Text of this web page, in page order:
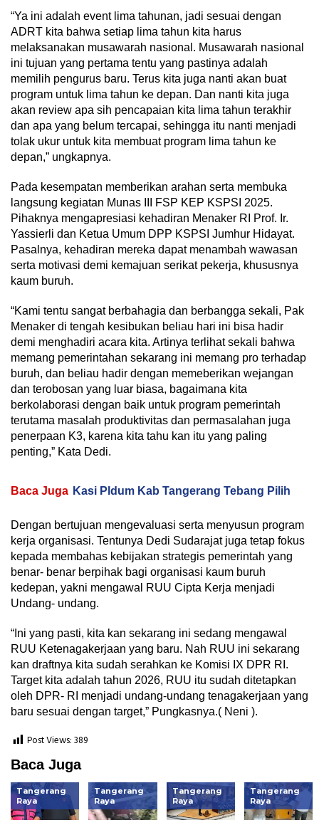
“Ya ini adalah event lima tahunan, jadi sesuai dengan
ADRT kita bahwa setiap lima tahun kita harus
melaksanakan musawarah nasional. Musawarah nasional
ini tujuan yang pertama tentu yang pastinya adalah
memilih pengurus baru. Terus kita juga nanti akan buat
program untuk lima tahun ke depan. Dan nanti kita juga
akan review apa sih pencapaian kita lima tahun terakhir
dan apa yang belum tercapai, sehingga itu nanti menjadi
tolak ukur untuk kita membuat program lima tahun ke
depan,” ungkapnya.
Pada kesempatan memberikan arahan serta membuka
langsung kegiatan Munas III FSP KEP KSPSI 2025.
Pihaknya mengapresiasi kehadiran Menaker RI Prof. Ir.
Yassierli dan Ketua Umum DPP KSPSI Jumhur Hidayat.
Pasalnya, kehadiran mereka dapat menambah wawasan
serta motivasi demi kemajuan serikat pekerja, khususnya
kaum buruh.
“Kami tentu sangat berbahagia dan berbangga sekali, Pak
Menaker di tengah kesibukan beliau hari ini bisa hadir
demi menghadiri acara kita. Artinya terlihat sekali bahwa
memang pemerintahan sekarang ini memang pro terhadap
buruh, dan beliau hadir dengan memeberikan wejangan
dan terobosan yang luar biasa, bagaimana kita
berkolaborasi dengan baik untuk program pemerintah
terutama masalah produktivitas dan permasalahan juga
penerpaan K3, karena kita tahu kan itu yang paling
penting,” Kata Dedi.
Baca Juga Kasi Pldum Kab Tangerang Tebang Pilih
Dengan bertujuan mengevaluasi serta menyusun program
kerja organisasi. Tentunya Dedi Sudarajat juga tetap fokus
kepada membahas kebijakan strategis pemerintah yang
benar- benar berpihak bagi organisasi kaum buruh
kedepan, yakni mengawal RUU Cipta Kerja menjadi
Undang- undang.
“Ini yang pasti, kita kan sekarang ini sedang mengawal
RUU Ketenagakerjaan yang baru. Nah RUU ini sekarang
kan draftnya kita sudah serahkan ke Komisi IX DPR RI.
Target kita adalah tahun 2026, RUU itu sudah ditetapkan
oleh DPR- RI menjadi undang-undang tenagakerjaan yang
baru sesuai dengan target,” Pungkasnya.( Neni ).
Post Views:389
Baca Juga
Tangerang
Raya
Tangerang
Raya
Tangerang
Raya
Tangerang
Raya